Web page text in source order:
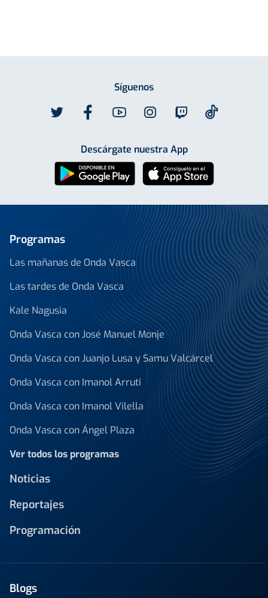
Síguenos
Descárgate nuestra App
Programas
Las mañanas de Onda Vasca
Las tardes de Onda Vasca
Kale Nagusia
Onda Vasca con José Manuel Monje
Onda Vasca con Juanjo Lusa y Samu Valcárcel
Onda Vasca con Imanol Arruti
Onda Vasca con Imanol Vilella
Onda Vasca con Ángel Plaza
Ver todos los programas
Noticias
Reportajes
Programación
Blogs